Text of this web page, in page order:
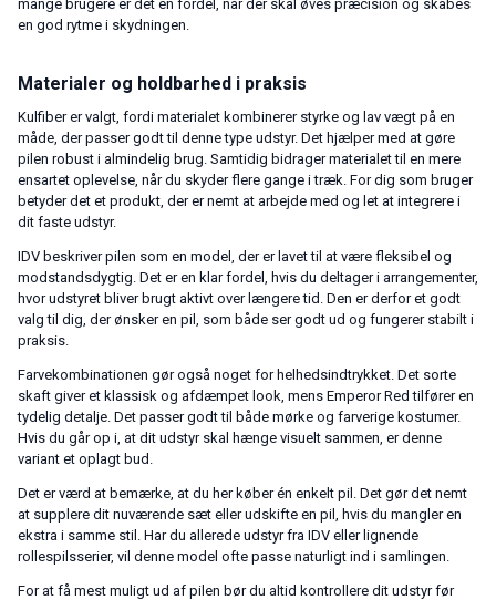
mange brugere er det en fordel, når der skal øves præcision og skabes
en god rytme i skydningen.
Materialer og holdbarhed i praksis
Kulfiber er valgt, fordi materialet kombinerer styrke og lav vægt på en
måde, der passer godt til denne type udstyr. Det hjælper med at gøre
pilen robust i almindelig brug. Samtidig bidrager materialet til en mere
ensartet oplevelse, når du skyder flere gange i træk. For dig som bruger
betyder det et produkt, der er nemt at arbejde med og let at integrere i
dit faste udstyr.
IDV beskriver pilen som en model, der er lavet til at være fleksibel og
modstandsdygtig. Det er en klar fordel, hvis du deltager i arrangementer,
hvor udstyret bliver brugt aktivt over længere tid. Den er derfor et godt
valg til dig, der ønsker en pil, som både ser godt ud og fungerer stabilt i
praksis.
Farvekombinationen gør også noget for helhedsindtrykket. Det sorte
skaft giver et klassisk og afdæmpet look, mens Emperor Red tilfører en
tydelig detalje. Det passer godt til både mørke og farverige kostumer.
Hvis du går op i, at dit udstyr skal hænge visuelt sammen, er denne
variant et oplagt bud.
Det er værd at bemærke, at du her køber én enkelt pil. Det gør det nemt
at supplere dit nuværende sæt eller udskifte en pil, hvis du mangler en
ekstra i samme stil. Har du allerede udstyr fra IDV eller lignende
rollespilsserier, vil denne model ofte passe naturligt ind i samlingen.
For at få mest muligt ud af pilen bør du altid kontrollere dit udstyr før